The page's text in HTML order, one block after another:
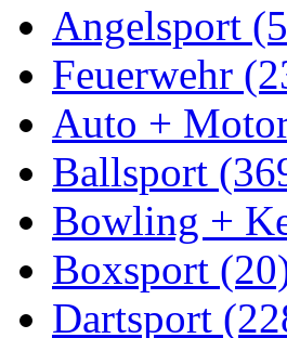
Angelsport
Feuerwehr
Auto +
Ballsport
Bowling +
Boxsport
Dartsport